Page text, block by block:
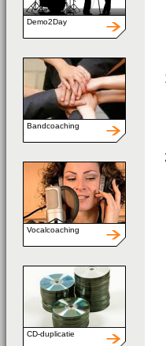
Demo2Day
Bandcoaching
Vocalcoaching
CD-duplicatie